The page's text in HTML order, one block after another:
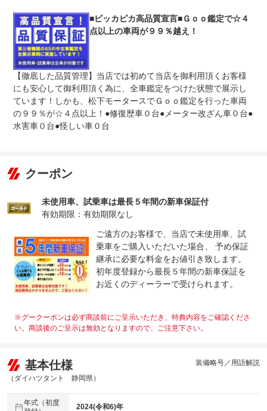
受付先
て頂くことで、そのお店で新車保証が受けられるよう保証
が継承されますので、安心してお乗り頂けます
法定整備
整備付 法定12ヶ月または法定24ヶ月点検整備付
※車検なし・車検整備付の場合は法定24ヶ月点検整備付
※商用車は6ヶ月または12ヶ月点検整備付
法定整備
について
民間車検工場完備！まかせて安心！プロの整備士が納車前
点検をサービスで実施しております。整備費用は販売価格
に含まれております。追加で整備費用はかかりませんので
ご安心ください！
■ピッカピカ高品質宣言■Ｇｏｏ鑑定で☆４
点以上の車両が９９％越え！
【徹底した品質管理】当店では初めて当店を御利用頂くお客様
にも安心して御利用頂く為に、全車鑑定をつけた状態で展示し
ています！しかも、松下モータースでＧｏｏ鑑定を行った車両
の９９％が☆４点以上！●修復歴車０台●メーター改ざん車０台●
水害車０台●怪しい車０台
クーポン
未使用車、試乗車は最長５年間の新車保証付
有効期限：有効期限なし
ご遠方のお客様で、当店で未使用車、試
乗車をご購入いただいた場合、 予め保証
継承に必要な料金をお値引き致します。
初年度登録から最長５年間の新車保証を
お近くのディーラーで受けられます。
※グークーポンは必ず商談前にご呈示いただき、特典内容をご確認くださ
い。商談後のご呈示は無効となりますので、ご注意下さい。
基本仕様
（ダイハツタント 静岡県）
装備略号／用語解説
年式（初度
2024(令和6)年